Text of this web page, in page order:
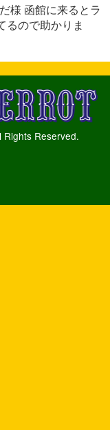
函館に来るとラ
るので助かりま
Rights Reserved.